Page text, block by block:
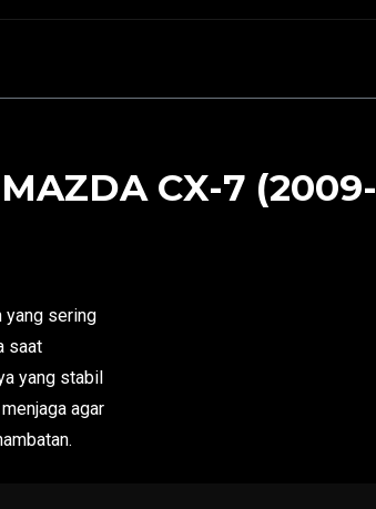
CX-7 (2009-
yang sering
saat
yang stabil
agar